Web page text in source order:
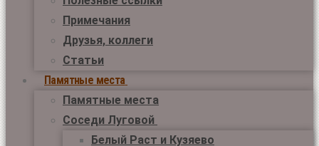
Примечания
Друзья, коллеги
Статьи
Памятные места
Памятные места
Соседи Луговой
Белый Раст и Кузяево